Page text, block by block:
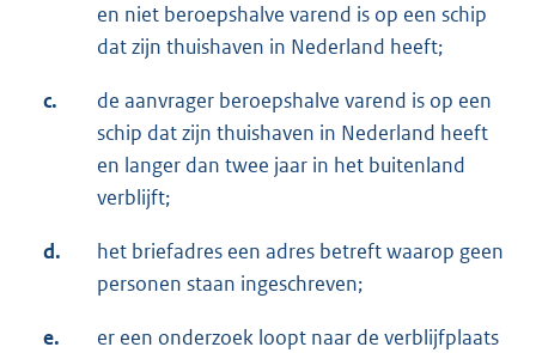
en niet beroepshalve varend is op een schip
dat zijn thuishaven in Nederland heeft;
c.
de aanvrager beroepshalve varend is op een
schip dat zijn thuishaven in Nederland heeft
en langer dan twee jaar in het buitenland
verblijft;
d.
het briefadres een adres betreft waarop geen
personen staan ingeschreven;
e.
er een onderzoek loopt naar de verblijfplaats